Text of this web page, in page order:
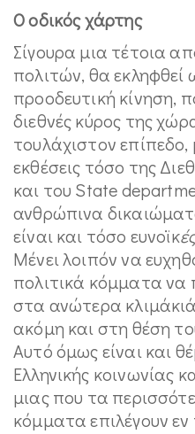
Ο οδικός χάρτης
Σίγουρα μια τέτοια
πολιτών, θα εκληφθεί
προοδευτική κίνηση,
διεθνές κύρος της
τουλάχιστον επίπεδο,
εκθέσεις τόσο της
και του State
ανθρώπινα
είναι και τόσο ευνοϊκ
Μένει λοιπόν να
πολιτικά κόμματα να
στα ανώτερα κλιμάκιά
ακόμη και στη θέση
Αυτό όμως είναι και
Ελληνικής κοινωνίας
μιας που τα
κόμματα επιλέγουν εν